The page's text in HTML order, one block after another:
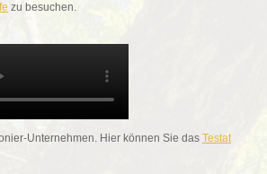
zu besuchen.
Unternehmen. Hier können Sie das Testat